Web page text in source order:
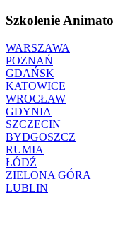
Szkolenie
WARSZAWA
POZNAŃ
GDAŃSK
KATOWICE
WROCŁAW
GDYNIA
SZCZECIN
BYDGOSZCZ
RUMIA
ŁÓDŹ
ZIELONA GÓRA
LUBLIN